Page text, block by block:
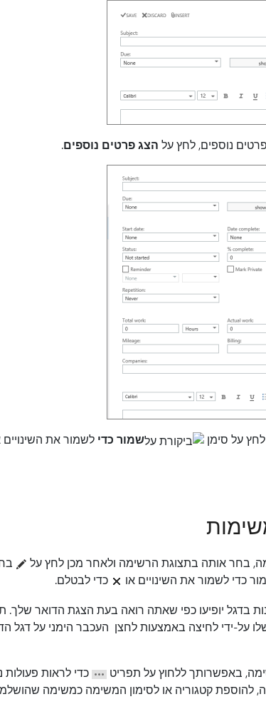
נוספים, לחץ על הצג פרטים נוספים.
על סימן שמור כדי לשמור את השינויים
בחר אותה בתצוגת הרשימה ולאחר מכן לחץ על
כדי לשמור את השינויים או
כדי לבטלם.
בדגל יופיעו כפי שאתה רואה בעת הצגת הדואר שלך.
על-ידי לחיצה באמצעות לחצן העכבר הימני על דגל
באפשרותך ללחוץ על תפריט
כדי לראות פעולות
להוספת קטגוריה או לסימון המשימה כמשימה